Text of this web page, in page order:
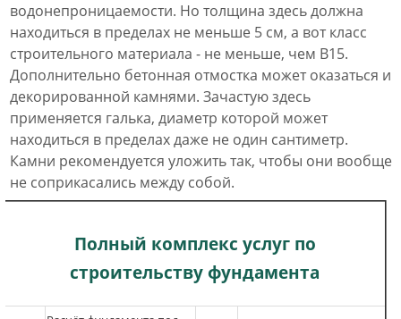
водонепроницаемости. Но толщина здесь должна
находиться в пределах не меньше 5 см, а вот класс
строительного материала - не меньше, чем В15.
Дополнительно бетонная отмостка может оказаться и
декорированной камнями. Зачастую здесь
применяется галька, диаметр которой может
находиться в пределах даже не один сантиметр.
Камни рекомендуется уложить так, чтобы они вообще
не соприкасались между собой.
Полный комплекс услуг по
строительству фундамента